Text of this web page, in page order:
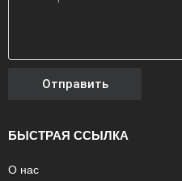
Отправить
БЫСТРАЯ ССЫЛКА
О нас